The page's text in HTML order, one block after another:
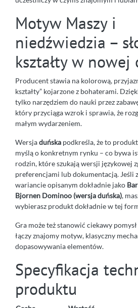
Motyw Maszy i
niedźwiedzia –
kształty w nowej
Producent stawia na kolorową,
kształty” kojarzone z bohaterami.
tylko narzędziem do nauki przez
który przyciąga wzrok i sprawia, że
małym wydarzeniem.
Wersjaduńska podkreśla, że to
myślą o konkretnym rynku – co bywa
rodzin, które szukają wersji językowej
preferencjami lub dokumentacją. Jeśli
wariancie opisanym dokładnie jako
Bjornen Dominoo (wersja duńska),
wybierasz produkt dokładnie w tej
Gra może też stanowić ciekawy
łączy znajomy motyw, klasyczny
dopasowywania elementów.
Specyfikacja
produktu